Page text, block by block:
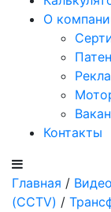
О
Контакты
Главная /
(CCTV) /